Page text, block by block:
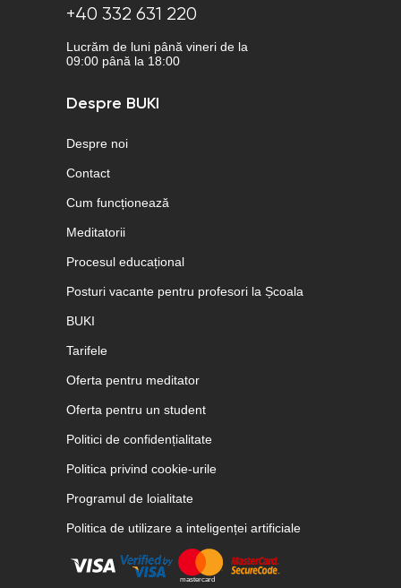
+40 332 631 220
Lucrăm de luni până vineri de la
09:00 până la 18:00
Despre BUKI
Despre noi
Contact
Cum funcționează
Meditatorii
Procesul educațional
Posturi vacante pentru profesori la Școala
BUKI
Tarifele
Oferta pentru meditator
Oferta pentru un student
Politici de confidențialitate
Politica privind cookie-urile
Programul de loialitate
Politica de utilizare a inteligenței artificiale